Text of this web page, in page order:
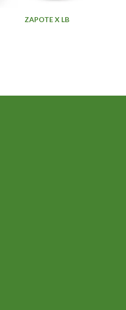
ZAPOTE X LB